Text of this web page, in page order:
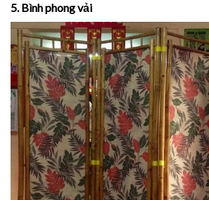
5. Bình phong vải